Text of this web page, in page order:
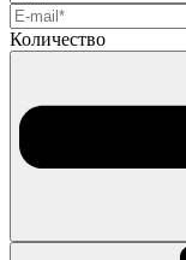
Количество